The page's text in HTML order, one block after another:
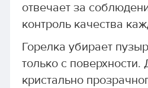
отвечает за
контроль качества
Горелка убирает
только с
кристально